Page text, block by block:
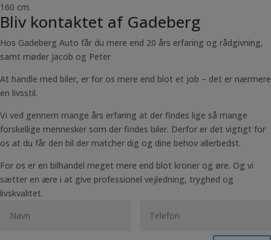
160 cm.
Bliv kontaktet af Gadeberg
Hos Gadeberg Auto får du mere end 20 års erfaring og rådgivning,
samt møder Jacob og Peter
At handle med biler, er for os mere end blot et job – det er nærmere
en livsstil.
Vi ved gennem mange års erfaring at der findes lige så mange
forskellige mennesker som der findes biler. Derfor er det vigtigt for
os at du får den bil der matcher dig og dine behov allerbedst.
For os er en bilhandel meget mere end blot kroner og øre. Og vi
sætter en ære i at give professionel vejledning, tryghed og
livskvalitet.